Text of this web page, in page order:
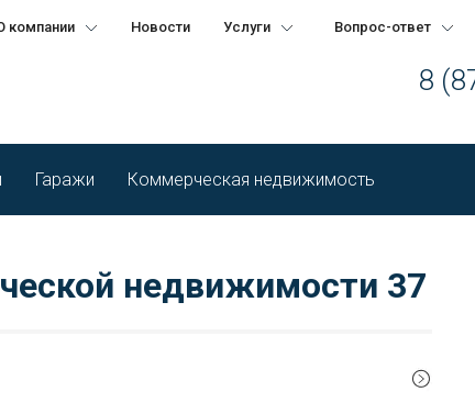
компании Новости Услуги Вопрос-ответ
8
Гаражи Коммерческая недвижимость
недвижимости 37